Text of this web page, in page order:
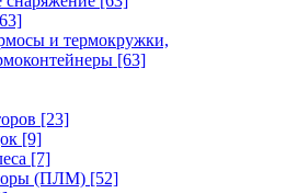
и термокружки,
[63]
[23]
[9]
[7]
(ПЛМ) [52]